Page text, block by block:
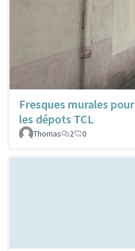
Fresques murales pour
les dépots TCL
Thomas
2 0